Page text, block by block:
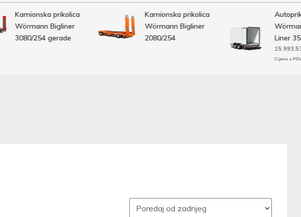
Kamionska prikolica
Wörmann Bigliner
3080/254 gerade
Kamionska prikolica
Wörmann Bigliner
2080/254
Liner
15.993,53€
Cijena s PDV-